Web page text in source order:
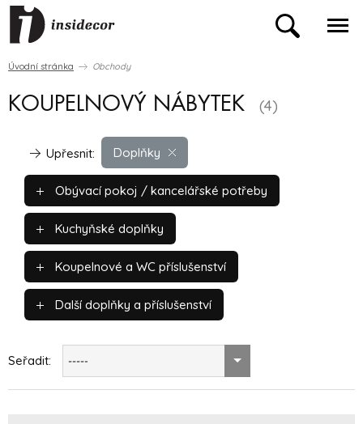
Úvodní stránka Obchody
KOUPELNOVÝ NÁBYTEK (4)
Doplňky
Upřesnit:
Obývací pokoj / kancelářské potřeby
Kuchyňské doplňky
Koupelnové a WC příslušenství
Další doplňky a příslušenství
Seřadit: -----